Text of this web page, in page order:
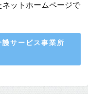
ットホームページで
サービス事業所